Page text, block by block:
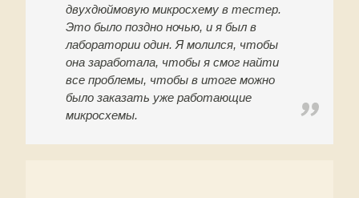
двухдюймовую микросхему в тестер.
Это было поздно ночью, и я был в
лаборатории один. Я молился, чтобы
она заработала, чтобы я смог найти
все проблемы, чтобы в итоге можно
было заказать уже работающие
микросхемы.